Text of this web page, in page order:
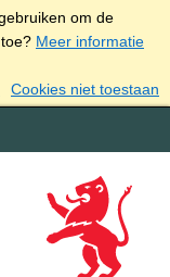
om de
Meer informatie
Cookies niet toestaan